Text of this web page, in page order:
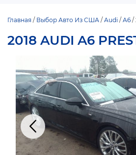
НАВИГАЦИИ
Главная Выбор Авто Из США Audi A6
2018 AUDI A6